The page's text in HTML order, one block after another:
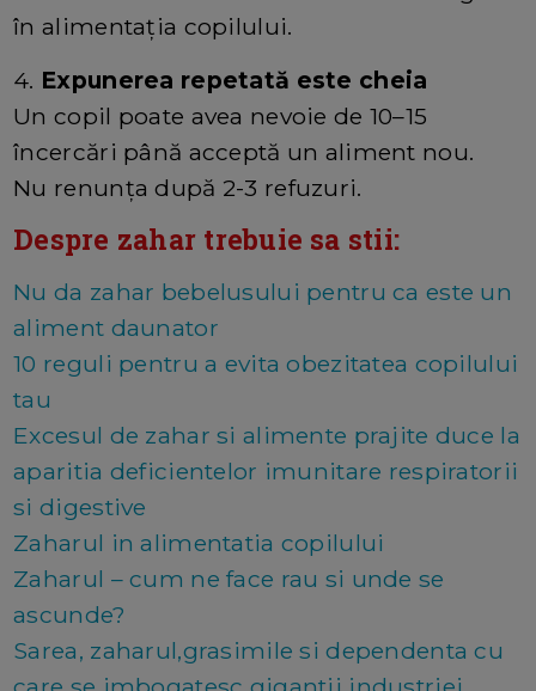
în alimentația copilului.
4. Expunerea repetată este cheia
Un copil poate avea nevoie de 10–15
încercări până acceptă un aliment nou.
Nu renunța după 2-3 refuzuri.
Despre zahar trebuie sa stii:
Nu da zahar bebelusului pentru ca este un
aliment daunator
10 reguli pentru a evita obezitatea copilului
tau
Excesul de zahar si alimente prajite duce la
aparitia deficientelor imunitare respiratorii
si digestive
Zaharul in alimentatia copilului
Zaharul – cum ne face rau si unde se
ascunde?
Sarea, zaharul,grasimile si dependenta cu